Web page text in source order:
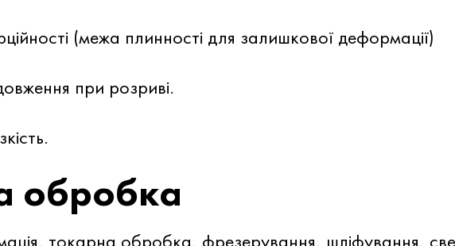
(межа плинності для залишкової деформації)
при розриві.
обробка
токарна обробка, фрезерування, шліфування,